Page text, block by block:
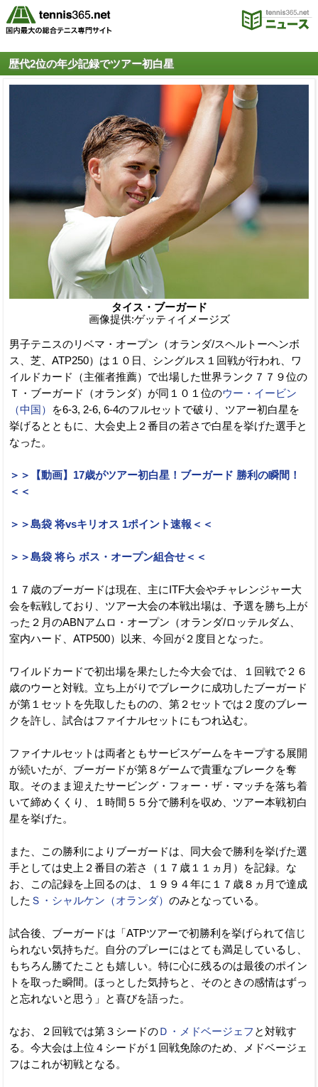
歴代2位の年少記録でツアー初白星
タイス・ブーガード
画像提供:ゲッティイメージズ
男子テニスのリベマ・オープン（オランダ/スヘルトーヘンボ
ス、芝、ATP250）は１０日、シングルス１回戦が行われ、ワ
イルドカード（主催者推薦）で出場した世界ランク７７９位の
Ｔ・ブーガード（オランダ）が同１０１位のウー・イービン
（中国）
を6-3, 2-6, 6-4のフルセットで破り、ツアー初白星を
挙げるとともに、大会史上２番目の若さで白星を挙げた選手と
なった。
＞＞【動画】17歳がツアー初白星！ブーガード 勝利の瞬間！
＜＜
＞＞島袋 将vsキリオス 1ポイント速報＜＜
＞＞島袋 将ら ボス・オープン組合せ＜＜
１７歳のブーガードは現在、主にITF大会やチャレンジャー大
会を転戦しており、ツアー大会の本戦出場は、予選を勝ち上が
った２月のABNアムロ・オープン（オランダ/ロッテルダム、
室内ハード、ATP500）以来、今回が２度目となった。
ワイルドカードで初出場を果たした今大会では、１回戦で２６
歳のウーと対戦。立ち上がりでブレークに成功したブーガード
が第１セットを先取したものの、第２セットでは２度のブレー
クを許し、試合はファイナルセットにもつれ込む。
ファイナルセットは両者ともサービスゲームをキープする展開
が続いたが、ブーガードが第８ゲームで貴重なブレークを奪
取。そのまま迎えたサービング・フォー・ザ・マッチを落ち着
いて締めくくり、１時間５５分で勝利を収め、ツアー本戦初白
星を挙げた。
また、この勝利によりブーガードは、同大会で勝利を挙げた選
手としては史上２番目の若さ（１７歳１１ヵ月）を記録。な
お、この記録を上回るのは、１９９４年に１７歳８ヵ月で達成
した Ｓ・シャルケン（オランダ） のみとなっている。
試合後、ブーガードは「ATPツアーで初勝利を挙げられて信じ
られない気持ちだ。自分のプレーにはとても満足しているし、
もちろん勝てたことも嬉しい。特に心に残るのは最後のポイン
トを取った瞬間。ほっとした気持ちと、そのときの感情はずっ
と忘れないと思う」と喜びを語った。
なお、２回戦では第３シードのＤ・メドベージェフ と対戦す
る。今大会は上位４シードが１回戦免除のため、メドベージェ
フはこれが初戦となる。